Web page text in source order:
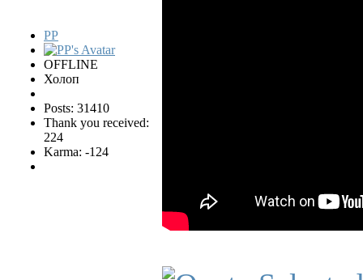
PP
OFFLINE
Холоп
Posts: 31410
Thank you received:
224
Karma: -124